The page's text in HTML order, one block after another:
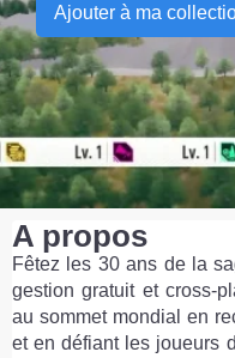
Ajouter à ma
A propos
Fêtez les 30 ans de la
gestion gratuit et cross-
au sommet mondial en
et en défiant les joueurs